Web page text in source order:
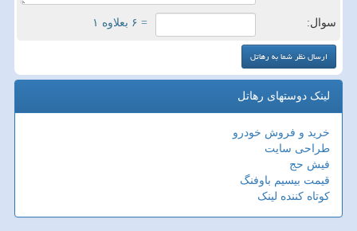
سوال: = ۶ بعلاوه ۱
لینک دوستهای رهاتل
خرید و فروش خودرو
طراحی سایت
فیش حج
قیمت بیسیم باوفنگ
کوتاه کننده لینک